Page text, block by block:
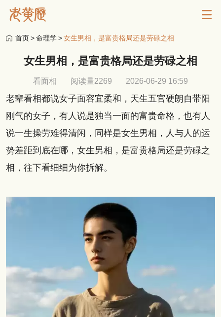
首页>命理学>女生男相，是富贵格局还是劳碌之相
女生男相，是富贵格局还是劳碌之相
看面相 阅读量2269 2026-06-29 16:59
老辈看相都说女子面容宜柔和，天生五官硬朗自带阳
刚气的女子，有人说是独当一面的富贵命格，也有人
说一生操劳难得清闲，同样是女生男相，人与人的运
势差距到底在哪，女生男相，是富贵格局还是劳碌之
相，往下看细细为你拆解。